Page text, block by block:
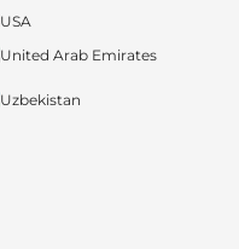
USA
United Arab Emirates
Uzbekistan